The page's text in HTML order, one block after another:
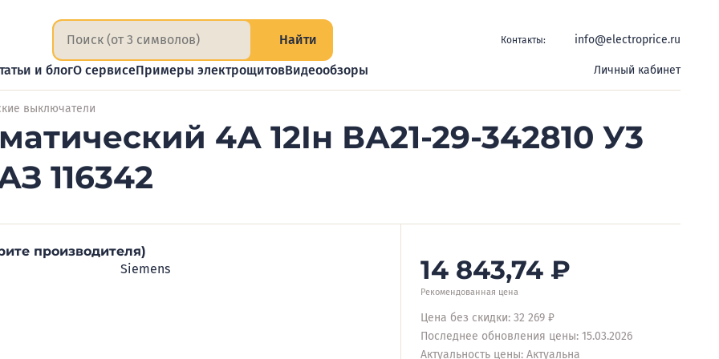
Найти Контакты: info@electroprice.ru
и блогО сервисеПримеры электрощитовВидеообзоры Личный кабинет
выключатели
4А 12Iн ВА21-29-342810 У3
116342
производителя)
Siemens
14 843,74 ₽
Рекомендованная цена
Цена без скидки: 32 269 ₽
Последнее обновления цены: 15.03.2026
Актуальность цены: Актуальна